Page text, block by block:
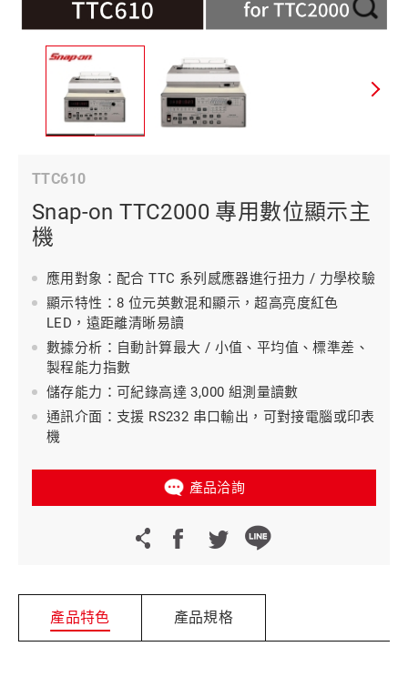
TTC610
Snap-on TTC2000 專用數位顯示主
機
應用對象：配合 TTC 系列感應器進行扭力 / 力學校驗
顯示特性：8 位元英數混和顯示，超高亮度紅色
LED，遠距離清晰易讀
數據分析：自動計算最大 / 小值、平均值、標準差、
製程能力指數
儲存能力：可紀錄高達 3,000 組測量讀數
通訊介面：支援 RS232 串口輸出，可對接電腦或印表
機
產品洽詢
產品特色 產品規格